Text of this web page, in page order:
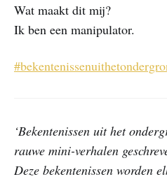
Wat maakt dit mij?
Ik ben een manipulator.
‘Bekentenissen uit het
rauwe mini-verhalen
Deze bekentenissen worden